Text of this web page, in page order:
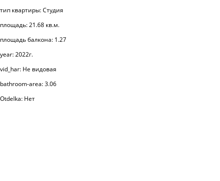
тип квартиры: Студия
площадь: 21.68 кв.м.
площадь балкона: 1.27
year: 2022г.
vid_har: Не видовая
bathroom-area: 3.06
Otdelka: Нет